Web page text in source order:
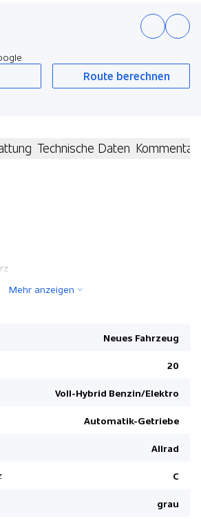
Route berechnen
Technische Daten Kommentar
Mehr anzeigen
Neues Fahrzeug
20
Voll-Hybrid Benzin/Elektro
Automatik-Getriebe
Allrad
C
grau